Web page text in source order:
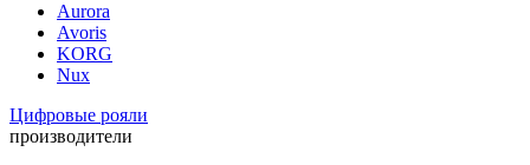
Aurora
Avoris
KORG
Nux
Цифровые рояли
производители